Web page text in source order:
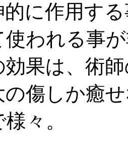
に作用す
われる事
果は、術
傷しか癒
々。